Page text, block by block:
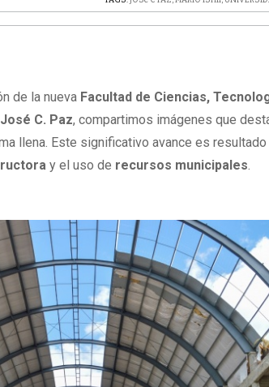
de la nueva Facultad de Ciencias,
José C. Paz, compartimos imágenes que
llena. Este significativo avance es
y el uso de recursos municipales.